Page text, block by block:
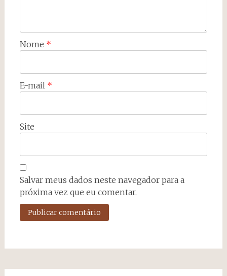
Nome *
E-mail *
Site
Salvar meus dados neste navegador para a
próxima vez que eu comentar.